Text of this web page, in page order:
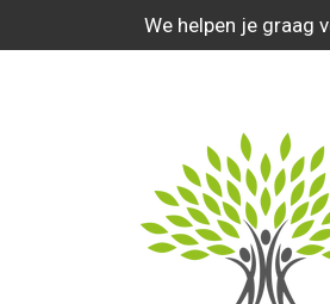
We helpen je graag